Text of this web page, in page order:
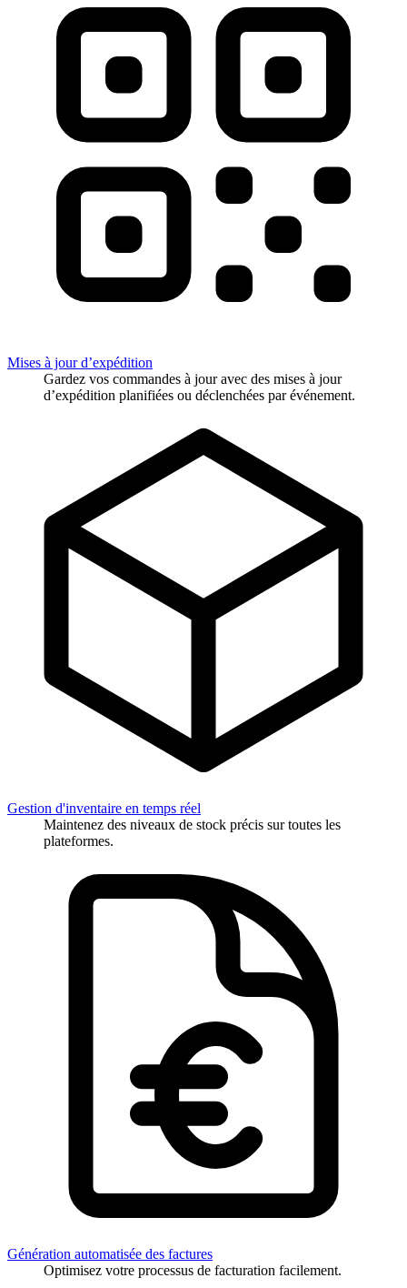
Mises à jour d’expédition
Gardez vos commandes à jour avec des mises à jour
d’expédition planifiées ou déclenchées par événement.
Gestion d'inventaire en temps réel
Maintenez des niveaux de stock précis sur toutes les
plateformes.
Génération automatisée des factures
Optimisez votre processus de facturation facilement.